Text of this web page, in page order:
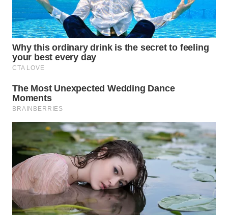
WN
LANGKAT
WN
TAPANULI
WN
LESUNG
WN
KARO
WN
SIMALUNGUN